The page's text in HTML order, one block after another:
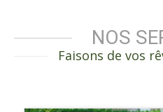
NOS
Faisons de vos